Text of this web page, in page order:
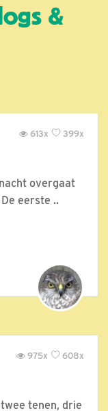
&
399x
613x
overgaat
eerste ..
608x
975x
tenen, drie